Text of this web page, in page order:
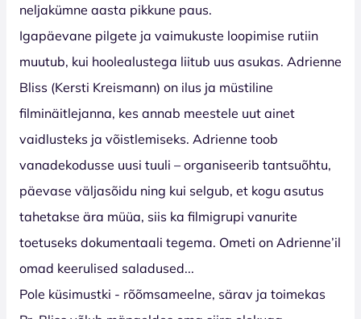
neljakümne aasta pikkune paus.
Igapäevane pilgete ja vaimukuste loopimise rutiin
muutub, kui hoolealustega liitub uus asukas. Adrienne
Bliss (Kersti Kreismann) on ilus ja müstiline
filminäitlejanna, kes annab meestele uut ainet
vaidlusteks ja võistlemiseks. Adrienne toob
vanadekodusse uusi tuuli – organiseerib tantsuõhtu,
päevase väljasõidu ning kui selgub, et kogu asutus
tahetakse ära müüa, siis ka filmigrupi vanurite
toetuseks dokumentaali tegema. Ometi on Adrienne’il
omad keerulised saladused...
Pole küsimustki - rõõmsameelne, särav ja toimekas